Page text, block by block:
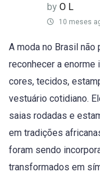
by O L
10 meses
A moda no Brasil
reconhecer a enorme
cores, tecidos,
vestuário cotidiano.
saias rodadas e
em tradições
foram sendo
transformados em